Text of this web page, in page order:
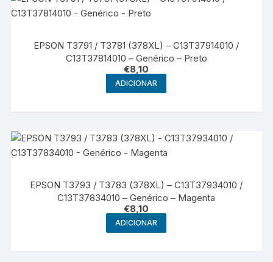
EPSON T3791 / T3781 (378XL) – C13T37914010 /
C13T37814010 – Genérico – Preto
€8,10
ADICIONAR
EPSON T3793 / T3783 (378XL) – C13T37934010 /
C13T37834010 – Genérico – Magenta
€8,10
ADICIONAR